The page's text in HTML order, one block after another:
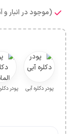
(موجود در انبار و
پودر دکلره آبی پودر